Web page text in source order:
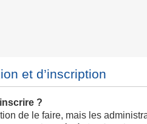
et d’inscription
?
de le faire, mais les